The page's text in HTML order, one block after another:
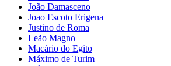
João Damasceno
Joao Escoto Erigena
Justino de Roma
Leão Magno
Macário do Egito
Máximo de Turim